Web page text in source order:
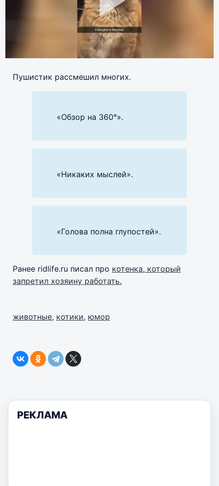
Пушистик рассмешил многих.
«Обзор на 360°».
«Никаких мыслей».
«Голова полна глупостей».
Ранее ridlife.ru писал про котенка, который
запретил хозяину работать.
животные, котики, юмор
РЕКЛАМА